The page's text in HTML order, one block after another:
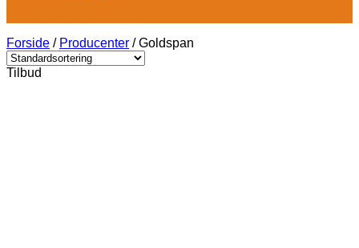
Forside / Producenter /Goldspan
Tilbud